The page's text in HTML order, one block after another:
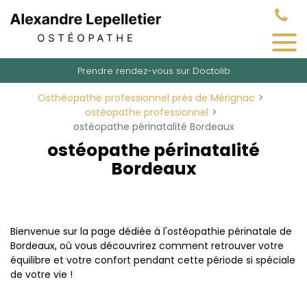
Prendre rendez-vous sur Doctolib
Osthéopathe professionnel près de Mérignac
ostéopathe professionnel
ostéopathe périnatalité Bordeaux
ostéopathe périnatalité
Bordeaux
Bienvenue sur la page dédiée à l'ostéopathie périnatale de
Bordeaux, où vous découvrirez comment retrouver votre
équilibre et votre confort pendant cette période si spéciale
de votre vie !